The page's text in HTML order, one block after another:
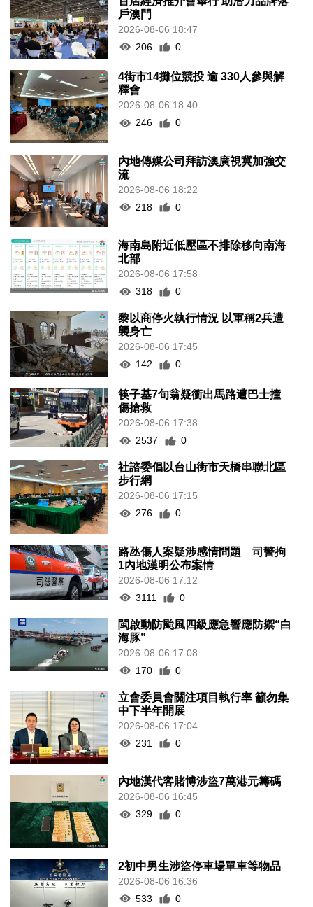
戶澳門
2026-08-06 18:47
206
0
4街市14攤位競投 逾 330人參與解
釋會
2026-08-06 18:40
246
0
內地傳媒公司拜訪澳廣視冀加強交
流
2026-08-06 18:22
218
0
海南島附近低壓區不排除移向南海
北部
2026-08-06 17:58
318
0
黎以商停火執行情況 以軍稱2兵遭
襲身亡
2026-08-06 17:45
142
0
筷子基7旬翁疑衝出馬路遭巴士撞
傷搶救
2026-08-06 17:38
2537
0
社諮委倡以台山街市天橋串聯北區
步行網
2026-08-06 17:15
276
0
路氹傷人案疑涉感情問題 司警拘
1內地漢明公布案情
2026-08-06 17:12
3111
0
閩啟動防颱風四級應急響應防禦“白
海豚”
2026-08-06 17:08
170
0
立會委員會關注項目執行率 籲勿集
中下半年開展
2026-08-06 17:04
231
0
內地漢代客賭博涉盜7萬港元籌碼
2026-08-06 16:45
329
0
2初中男生涉盜停車場單車等物品
2026-08-06 16:36
533
0